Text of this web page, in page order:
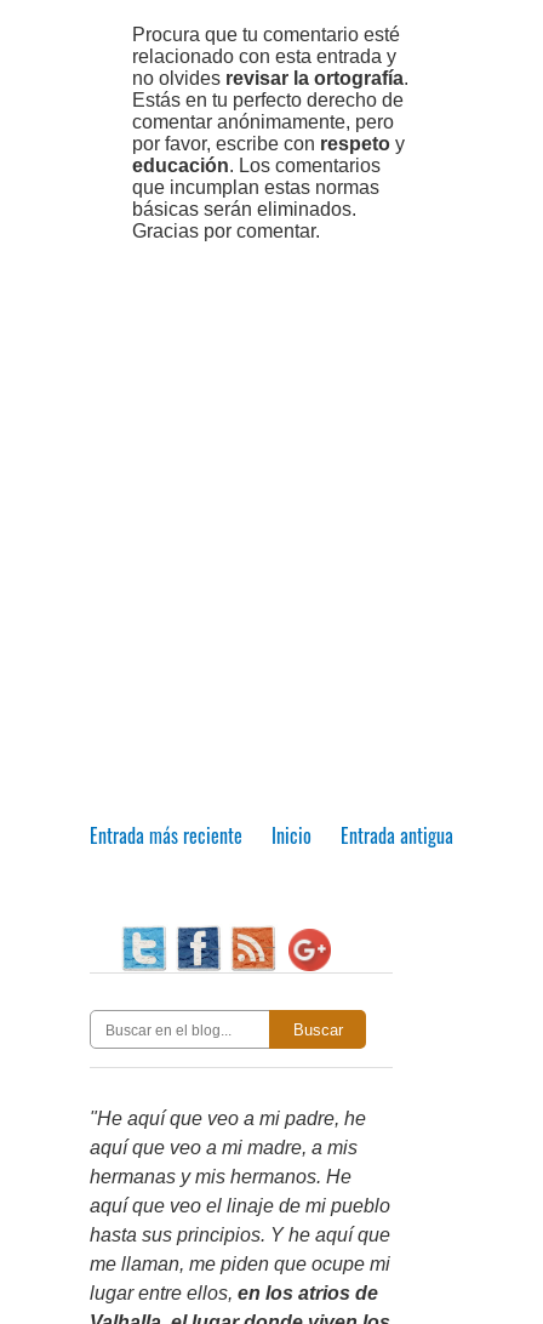
Procura que tu comentario esté
relacionado con esta entrada y
no olvides revisar la ortografía.
Estás en tu perfecto derecho de
comentar anónimamente, pero
por favor, escribe con respeto y
educación. Los comentarios
que incumplan estas normas
básicas serán eliminados.
Gracias por comentar.
Entrada más reciente Entrada antigua
Inicio
Buscar
"He aquí que veo a mi padre, he
aquí que veo a mi madre, a mis
hermanas y mis hermanos. He
aquí que veo el linaje de mi pueblo
hasta sus principios. Y he aquí que
me llaman, me piden que ocupe mi
lugar entre ellos, en los atrios de